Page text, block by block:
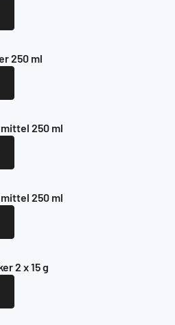
250 ml
250 ml
250 ml
2 x 15 g